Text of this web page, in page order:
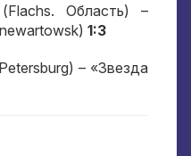
(Flachs. Область) –
1:3
– «Звезда